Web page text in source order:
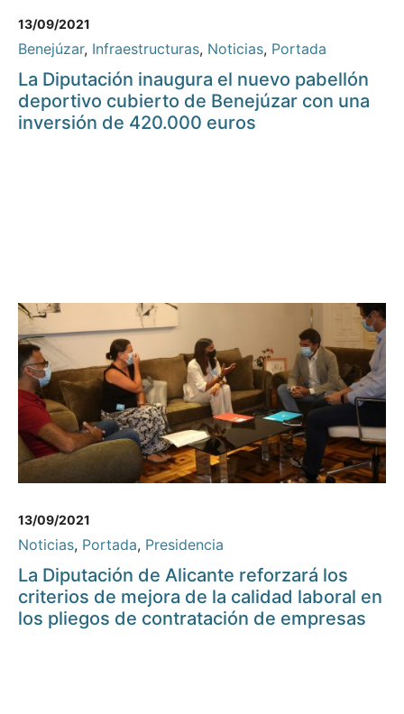
13/09/2021
Benejúzar, Infraestructuras, Noticias, Portada
La Diputación inaugura el nuevo pabellón
deportivo cubierto de Benejúzar con una
inversión de 420.000 euros
13/09/2021
Noticias, Portada, Presidencia
La Diputación de Alicante reforzará los
criterios de mejora de la calidad laboral en
los pliegos de contratación de empresas